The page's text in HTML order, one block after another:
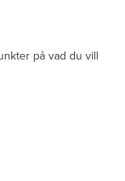
på vad du vill